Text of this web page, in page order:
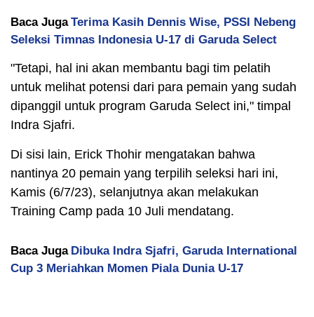
Baca Juga Terima Kasih Dennis Wise, PSSI Nebeng
Seleksi Timnas Indonesia U-17 di Garuda Select
"Tetapi, hal ini akan membantu bagi tim pelatih
untuk melihat potensi dari para pemain yang sudah
dipanggil untuk program Garuda Select ini," timpal
Indra Sjafri.
Di sisi lain, Erick Thohir mengatakan bahwa
nantinya 20 pemain yang terpilih seleksi hari ini,
Kamis (6/7/23), selanjutnya akan melakukan
Training Camp pada 10 Juli mendatang.
Baca Juga Dibuka Indra Sjafri, Garuda International
Cup 3 Meriahkan Momen Piala Dunia U-17